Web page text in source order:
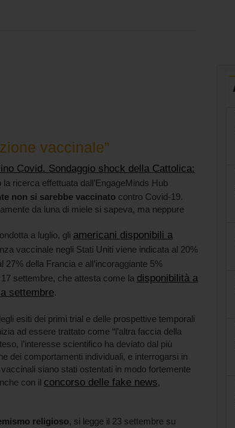
vaccinale”
Covid. Sondaggio shock della Cattolica:
la ricerca effettuata dall’EngageMinds Hub
non si sarebbe vaccinato contro Covid-19.
da luna di miele si sapeva, ma neppure
a luglio, gli americani disponibili a
vaccinale negli Stati Uniti viene indicata al 20%
27% della Francia e all’incoraggiante 5%
settembre, che attesta come la disponibilità a
settembre.
esiti dei primi trial e delle prospettive temporali
ad essere trattato come “l’altra faccia della
l’interesse scientifico ha deviato dal più
dei comportamenti individuali, e interrogarsi in
siano stati ostentati in modo fortemente
con il concorso delle fake news,
religioso, si legge il 23 settembre su